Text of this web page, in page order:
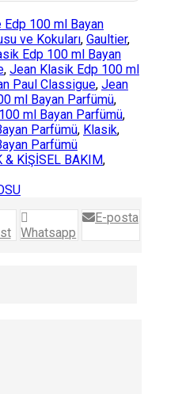
100 ml Bayan
ve Kokuları, Gaultier,
Edp 100 ml Bayan
, Jean Klasik Edp 100 ml
Paul Classigue, Jean
ml Bayan Parfümü,
ml Bayan Parfümü,
Parfümü, Klasik,
Parfümü
& KİŞİSEL BAKIM,
Whatsapp
E-posta